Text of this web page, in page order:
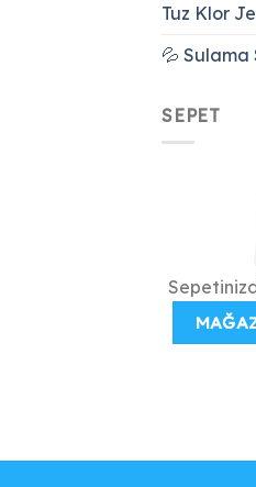
Tuz Klor
💦 Sulama
SEPET